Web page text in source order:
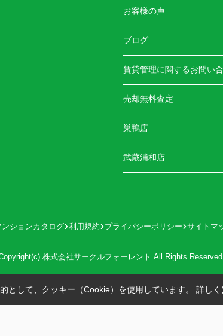
お客様の声
ブログ
賃貸管理に関するお問い
売却無料査定
巣鴨店
武蔵浦和店
ンションカタログ 利用規約 プライバシーポリシー サイトマ
株式会社サークルフォーレント All Rights
として、クッキー（Cookie）を使用しています。 詳し